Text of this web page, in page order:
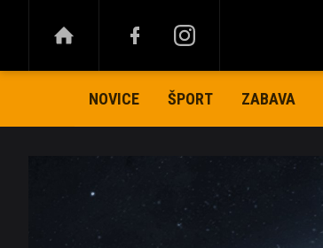
NOVICE ŠPORT ZABAVA